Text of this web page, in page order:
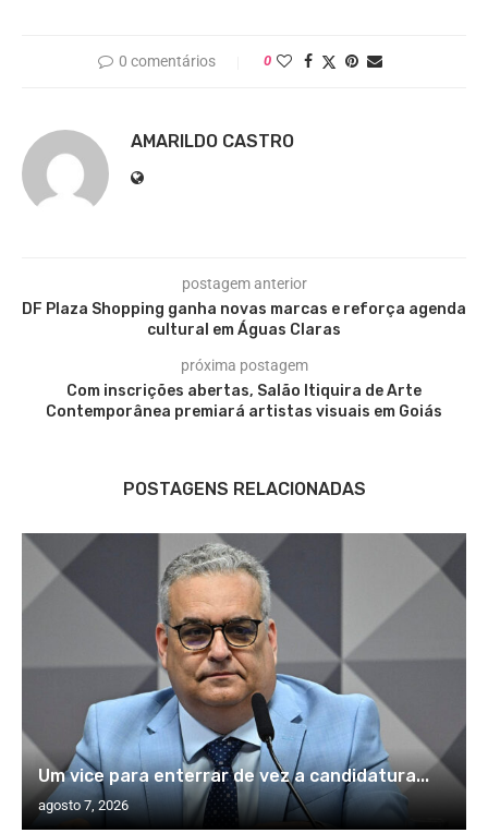
0 comentários 0
AMARILDO CASTRO
postagem anterior
DF Plaza Shopping ganha novas marcas e reforça agenda
cultural em Águas Claras
próxima postagem
Com inscrições abertas, Salão Itiquira de Arte
Contemporânea premiará artistas visuais em Goiás
POSTAGENS RELACIONADAS
Um vice para enterrar de vez a candidatura...
agosto 7, 2026